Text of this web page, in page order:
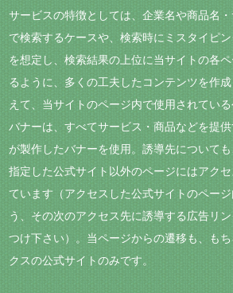
サービスの特徴としては、企業名や商品名
で検索するケースや、検索時にミスタイピ
を想定し、検索結果の上位に当サイトの各
るように、多くの工夫したコンテンツを作
えて、当サイトのページ内で使用されてい
バナーは、すべてサービス・商品などを提
が製作したバナーを使用。誘導先について
指定した公式サイト以外のページにはアク
ています（アクセスした公式サイトのペー
う、その次のアクセス先に誘導する広告リ
つけ下さい）。当ページからの遷移も、も
クスの公式サイトのみです。